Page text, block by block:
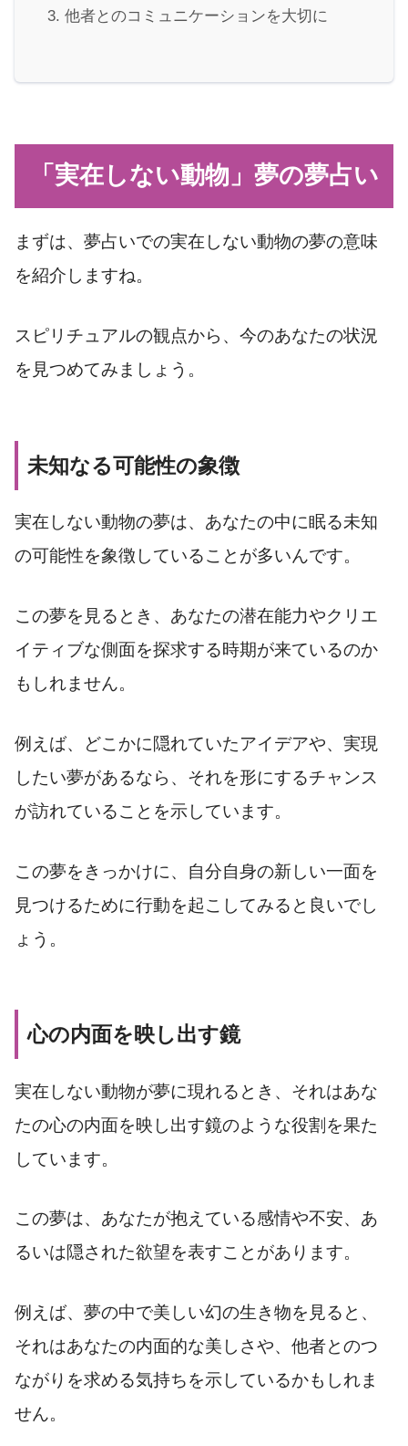
他者とのコミュニケーションを大切に
「実在しない動物」夢の夢占い
まずは、夢占いでの実在しない動物の夢の意味
を紹介しますね。
スピリチュアルの観点から、今のあなたの状況
を見つめてみましょう。
未知なる可能性の象徴
実在しない動物の夢は、あなたの中に眠る未知
の可能性を象徴していることが多いんです。
この夢を見るとき、あなたの潜在能力やクリエ
イティブな側面を探求する時期が来ているのか
もしれません。
例えば、どこかに隠れていたアイデアや、実現
したい夢があるなら、それを形にするチャンス
が訪れていることを示しています。
この夢をきっかけに、自分自身の新しい一面を
見つけるために行動を起こしてみると良いでし
ょう。
心の内面を映し出す鏡
実在しない動物が夢に現れるとき、それはあな
たの心の内面を映し出す鏡のような役割を果た
しています。
この夢は、あなたが抱えている感情や不安、あ
るいは隠された欲望を表すことがあります。
例えば、夢の中で美しい幻の生き物を見ると、
それはあなたの内面的な美しさや、他者とのつ
ながりを求める気持ちを示しているかもしれま
せん。